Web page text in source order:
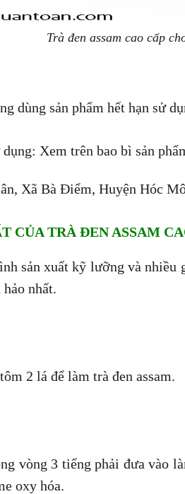
Trà đen assam cao cấp
dùng sản phẩm hết hạn sử
Xem trên bao bì sản
Xã Bà Điểm, Huyện Hóc
CỦA TRÀ ĐEN ASSAM
sản xuất kỹ lưỡng và nhiều
hảo nhất.
2 lá để làm trà đen assam.
vòng 3 tiếng phải đưa vào
oxy hóa.